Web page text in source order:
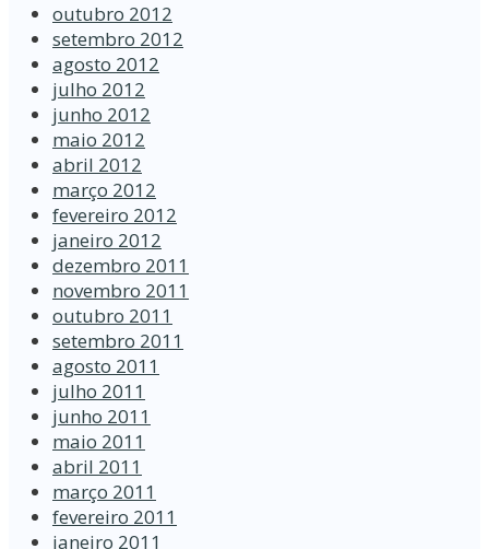
outubro 2012
setembro 2012
agosto 2012
julho 2012
junho 2012
maio 2012
abril 2012
março 2012
fevereiro 2012
janeiro 2012
dezembro 2011
novembro 2011
outubro 2011
setembro 2011
agosto 2011
julho 2011
junho 2011
maio 2011
abril 2011
março 2011
fevereiro 2011
janeiro 2011